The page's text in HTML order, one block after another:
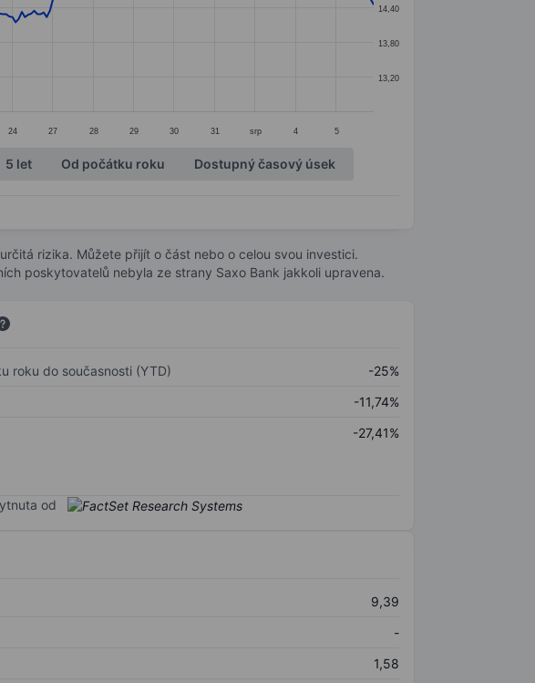
24 27 28 29 30 31 srp 4 5
13,20
13,80
14,40
5 let Od počátku roku Dostupný časový úsek
rizika. Můžete přijít o část nebo o celou svou investici.
poskytovatelů nebyla ze strany Saxo Bank jakkoli upravena.
roku do současnosti (YTD)
-25%
-11,74%
-27,41%
od
9,39
-
1,58